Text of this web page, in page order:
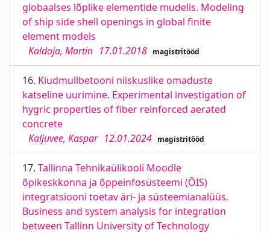
globaalses lõplike elementide mudelis. Modeling
of ship side shell openings in global finite
element models
Kaldoja, Martin 17.01.2018 magistritööd
16. Kiudmullbetooni niiskuslike omaduste
katseline uurimine. Experimental investigation of
hygric properties of fiber reinforced aerated
concrete
Kaljuvee, Kaspar 12.01.2024 magistritööd
17. Tallinna Tehnikaülikooli Moodle
õpikeskkonna ja õppeinfosüsteemi (ÕIS)
integratsiooni toetav äri- ja süsteemianalüüs.
Business and system analysis for integration
between Tallinn University of Technology